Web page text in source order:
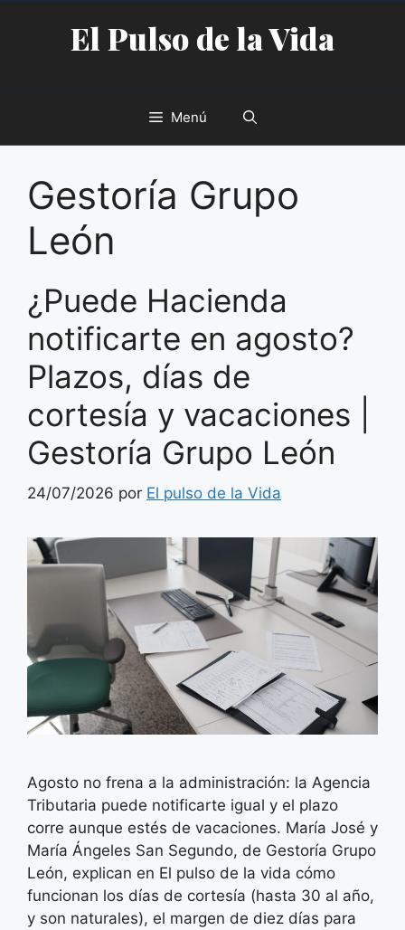
contenidoEl Pulso de la Vida
Menú
Gestoría Grupo
León
¿Puede Hacienda
notificarte en agosto?
Plazos, días de
cortesía y vacaciones |
Gestoría Grupo León
24/07/2026 por El pulso de la Vida
Agosto no frena a la administración: la Agencia
Tributaria puede notificarte igual y el plazo
corre aunque estés de vacaciones. María José y
María Ángeles San Segundo, de Gestoría Grupo
León, explican en El pulso de la vida cómo
funcionan los días de cortesía (hasta 30 al año,
y son naturales), el margen de diez días para